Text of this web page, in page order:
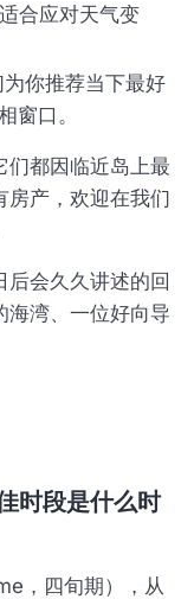
合应对天气变
为你推荐当下最好
窗口。
们都因临近岛上最
房产，欢迎在我们
后会久久讲述的回
海湾、一位好向导
时段是什么时
，四旬期），从